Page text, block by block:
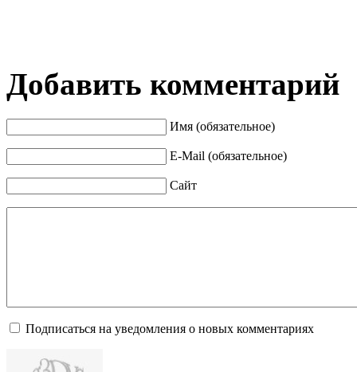
Добавить комментарий
Имя (обязательное)
E-Mail (обязательное)
Сайт
Подписаться на уведомления о новых комментариях